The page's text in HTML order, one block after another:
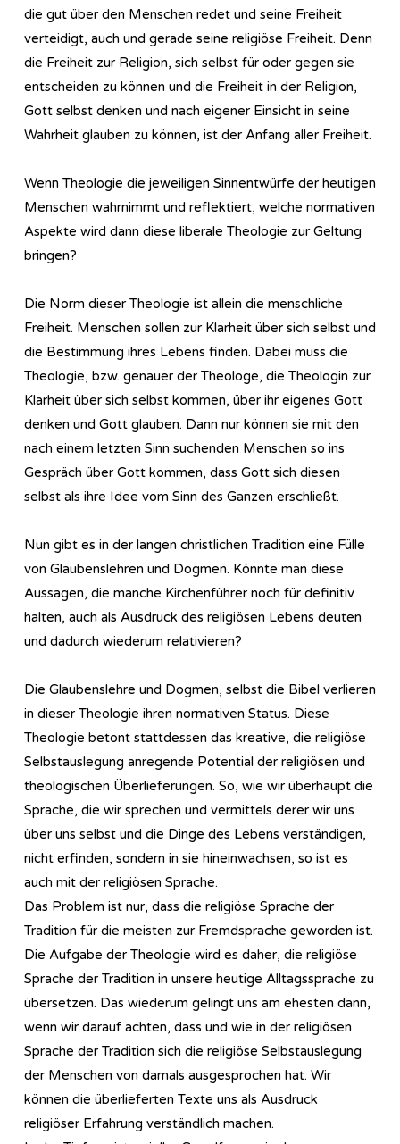
die gut über den Menschen redet und seine Freiheit
verteidigt, auch und gerade seine religiöse Freiheit. Denn
die Freiheit zur Religion, sich selbst für oder gegen sie
entscheiden zu können und die Freiheit in der Religion,
Gott selbst denken und nach eigener Einsicht in seine
Wahrheit glauben zu können, ist der Anfang aller Freiheit.
Wenn Theologie die jeweiligen Sinnentwürfe der heutigen
Menschen wahrnimmt und reflektiert, welche normativen
Aspekte wird dann diese liberale Theologie zur Geltung
bringen?
Die Norm dieser Theologie ist allein die menschliche
Freiheit. Menschen sollen zur Klarheit über sich selbst und
die Bestimmung ihres Lebens finden. Dabei muss die
Theologie, bzw. genauer der Theologe, die Theologin zur
Klarheit über sich selbst kommen, über ihr eigenes Gott
denken und Gott glauben. Dann nur können sie mit den
nach einem letzten Sinn suchenden Menschen so ins
Gespräch über Gott kommen, dass Gott sich diesen
selbst als ihre Idee vom Sinn des Ganzen erschließt.
Nun gibt es in der langen christlichen Tradition eine Fülle
von Glaubenslehren und Dogmen. Könnte man diese
Aussagen, die manche Kirchenführer noch für definitiv
halten, auch als Ausdruck des religiösen Lebens deuten
und dadurch wiederum relativieren?
Die Glaubenslehre und Dogmen, selbst die Bibel verlieren
in dieser Theologie ihren normativen Status. Diese
Theologie betont stattdessen das kreative, die religiöse
Selbstauslegung anregende Potential der religiösen und
theologischen Überlieferungen. So, wie wir überhaupt die
Sprache, die wir sprechen und vermittels derer wir uns
über uns selbst und die Dinge des Lebens verständigen,
nicht erfinden, sondern in sie hineinwachsen, so ist es
auch mit der religiösen Sprache.
Das Problem ist nur, dass die religiöse Sprache der
Tradition für die meisten zur Fremdsprache geworden ist.
Die Aufgabe der Theologie wird es daher, die religiöse
Sprache der Tradition in unsere heutige Alltagssprache zu
übersetzen. Das wiederum gelingt uns am ehesten dann,
wenn wir darauf achten, dass und wie in der religiösen
Sprache der Tradition sich die religiöse Selbstauslegung
der Menschen von damals ausgesprochen hat. Wir
können die überlieferten Texte uns als Ausdruck
religiöser Erfahrung verständlich machen.